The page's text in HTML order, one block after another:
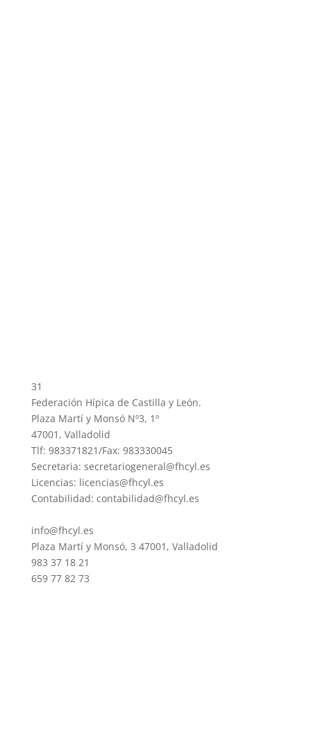
31
Federación Hípica de Castilla y León.
Plaza Martí y Monsó Nº3, 1º
47001, Valladolid
Tlf: 983371821/Fax: 983330045
Secretaria: secretariogeneral@fhcyl.es
Licencias: licencias@fhcyl.es
Contabilidad: contabilidad@fhcyl.es
info@fhcyl.es
Plaza Martí y Monsó, 3 47001, Valladolid
983 37 18 21
659 77 82 73